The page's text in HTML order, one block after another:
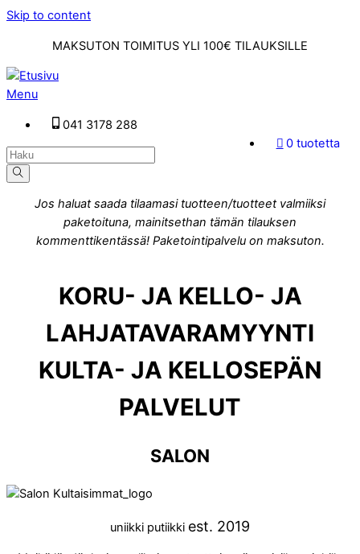
Skip to content
MAKSUTON TOIMITUS YLI 100€ TILAUKSILLE
Menu
041 3178 288
0 tuotetta
Jos haluat saada tilaamasi tuotteen/tuotteet valmiiksi
paketoituna, mainitsethan tämän tilauksen
kommenttikentässä! Paketointipalvelu on maksuton.
KORU- JA KELLO- JA
LAHJATAVARAMYYNTI
KULTA- JA KELLOSEPÄN
PALVELUT
SALON
uniikki putiikki est. 2019